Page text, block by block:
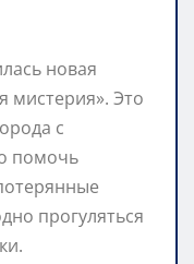
новая
мистерия». Это
с
помочь
прогуляться